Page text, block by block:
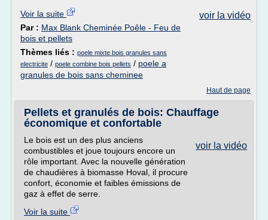
voir la vidéo
Voir la suite
Par : Max Blank Cheminée Poêle - Feu de
bois et pellets
Thèmes liés : poele mixte bois granules sans
electricite / poele combine bois pellets / poele a
granules de bois sans cheminee
Haut de page
Pellets et granulés de bois: Chauffage
économique et confortable
voir la vidéo
Le bois est un des plus anciens
combustibles et joue toujours encore un
rôle important. Avec la nouvelle génération
de chaudières à biomasse Hoval, il procure
confort, économie et faibles émissions de
gaz à effet de serre.
Voir la suite